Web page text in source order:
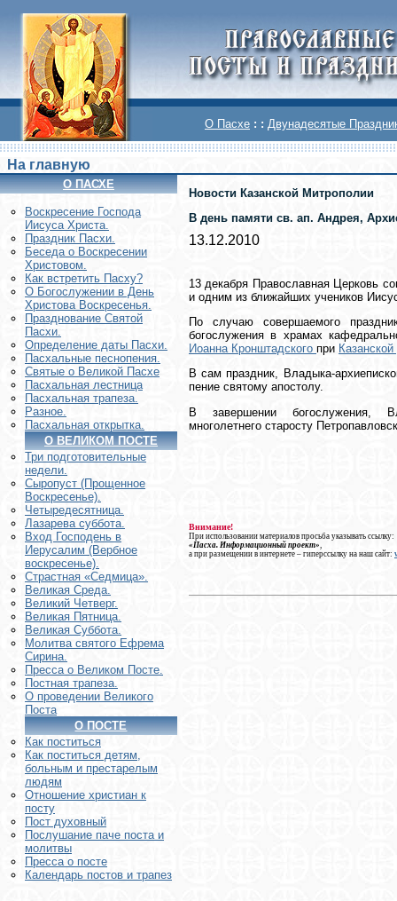
О Пасхе : : Двунадесятые
На главную
О ПАСХЕ
Воскреcение Господа
Иисуса Христа.
Праздник Пасхи.
Беседа о Воскресении
Христовом.
Как встретить Пасху?
О Богослужении в День
Христова Воскресенья.
Празднование Святой
Пасхи.
Определение даты Пасхи.
Пасхальные песнопения.
Святые о Великой Пасхе
Пасхальная лестница
Пасхальная трапеза.
Разное.
Пасхальная открытка.
О ВЕЛИКОМ ПОСТЕ
Три подготовительные
недели.
Сыропуст (Прощенное
Воскресенье).
Четыредесятница.
Лазарева суббота.
Вход Господень в
Иерусалим (Вербное
воскресенье).
Страстная «Седмица».
Великая Среда.
Великий Четверг.
Великая Пятница.
Великая Суббота.
Молитва святого Ефрема
Сирина.
Пресса о Великом Посте.
Постная трапеза.
О проведении Великого
Поста
О ПОСТЕ
Как поститься
Как поститься детям,
больным и престарелым
людям
Отношение христиан к
посту
Пост духовный
Послушание паче поста и
молитвы
Пресса о посте
Календарь постов и трапез
Новости Казанской Митрополии
В день памяти св. ап. Андрея,
13.12.2010
13 декабря Православная Церковь
и одним из ближайших учеников
По случаю совершаемого
богослужения в храмах
Иоанна Кронштадского при
В сам праздник, Владыка-
пение святому апостолу.
В завершении богослужения,
многолетнего старосту
Внимание!
При использовании материалов просьба указывать ссылку:
«Пасха. Информационный проект»
а при размещении в интернете – гиперссылку на наш сайт: